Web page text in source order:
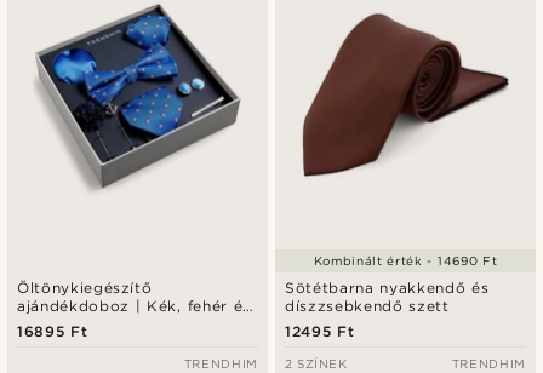
Öltönykiegészítő
ajándékdoboz | Kék, fehér és
ezüst tónusú szett
16895 Ft
TRENDHIM
Sötétbarna nyakkendő és
díszzsebkendő szett
12495 Ft
Kombinált érték - 14690 Ft
2 SZÍNEK TRENDHIM